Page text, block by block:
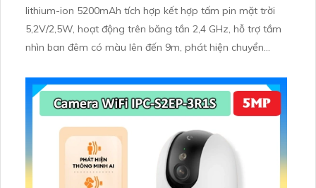
lithium-ion 5200mAh tích hợp kết hợp tấm pin mặt trời
5,2V/2,5W, hoạt động trên băng tần 2,4 GHz, hỗ trợ tầm
nhìn ban đêm có màu lên đến 9m, phát hiện chuyển
thẻ microSD lên đến 512GB